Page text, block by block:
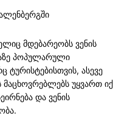
მდებარეობს ვენის
პოპულარული
ასევე
უყვართ იქ
და ვენის